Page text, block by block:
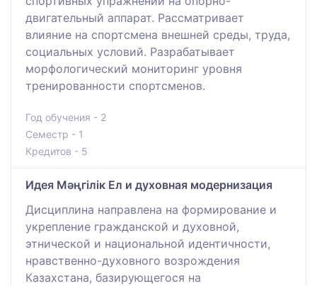
двигательный аппарат. Рассматривает
влияние на спортсмена внешней среды, труда,
социальных условий. Разрабатывает
морфологический мониторинг уровня
тренированности спортсменов.
Год обучения - 2
Семестр - 1
Кредитов - 5
Идея Мәңгілік Ел и духовная модернизация
Дисциплина направлена на формирование и
укрепление гражданской и духовной,
этнической и национальной идентичности,
нравственно-духовного возрождения
Казахстана, базирующегося на